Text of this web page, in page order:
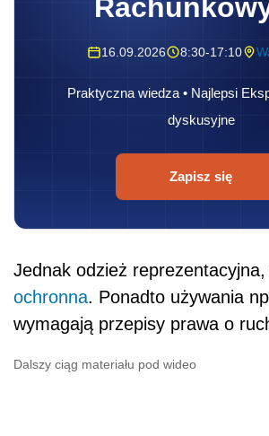
16.09.2026 8:30-17:10
Praktyczna wiedza • Najlepsi
dyskusyjne
Zapisz się
Jednak odzież
ochronna. Ponadto używania
wymagają przepisy prawa o
Dalszy ciąg materiału pod wideo